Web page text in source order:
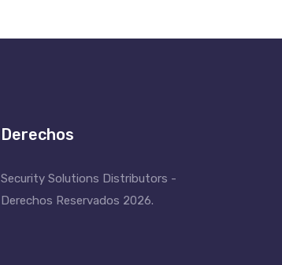
Derechos
Security Solutions Distributors -
Derechos Reservados 2026.